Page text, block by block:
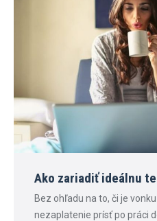
Ako zariadiť ideálnu
Bez ohľadu na to, či je
nezaplatenie prísť po práci